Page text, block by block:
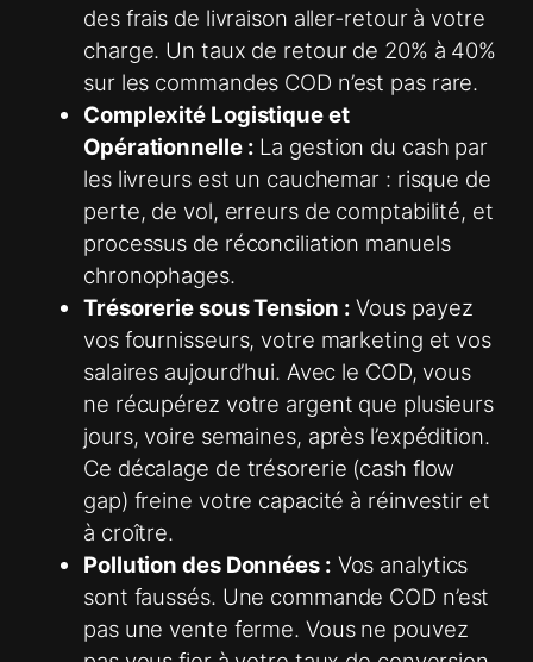
des frais de livraison aller-retour à votre
charge. Un taux de retour de 20% à 40%
sur les commandes COD n’est pas rare.
Complexité Logistique et
Opérationnelle : La gestion du cash par
les livreurs est un cauchemar : risque de
perte, de vol, erreurs de comptabilité, et
processus de réconciliation manuels
chronophages.
Trésorerie sous Tension : Vous payez
vos fournisseurs, votre marketing et vos
salaires aujourd’hui. Avec le COD, vous
ne récupérez votre argent que plusieurs
jours, voire semaines, après l’expédition.
Ce décalage de trésorerie (cash flow
gap) freine votre capacité à réinvestir et
à croître.
Pollution des Données : Vos analytics
sont faussés. Une commande COD n’est
pas une vente ferme. Vous ne pouvez